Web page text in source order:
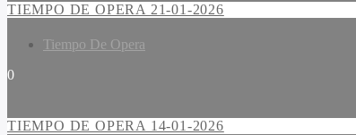
TIEMPO DE OPERA 21-01-2026
Tiempo De Opera
0
TIEMPO DE OPERA 14-01-2026